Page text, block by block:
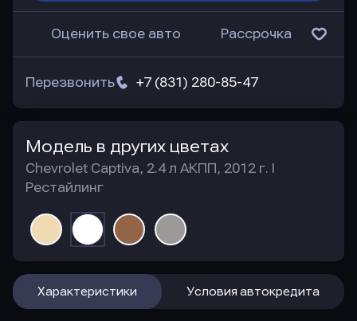
Оценить свое авто Рассрочка
+7 (831) 280-85-47
Перезвонить
Модель в других цветах
Chevrolet Captiva, 2.4 л АКПП, 2012 г. I
Рестайлинг
Характеристики Условия автокредита